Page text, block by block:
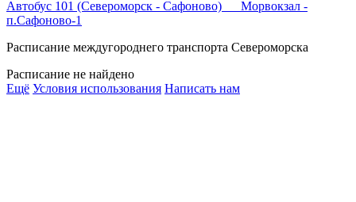
Автобус 101 (Североморск - Сафоново) Морвокзал -
п.Сафоново-1
Расписание междугороднего транспорта Североморска
Расписание не найдено
Ещё Условия использования Написать нам